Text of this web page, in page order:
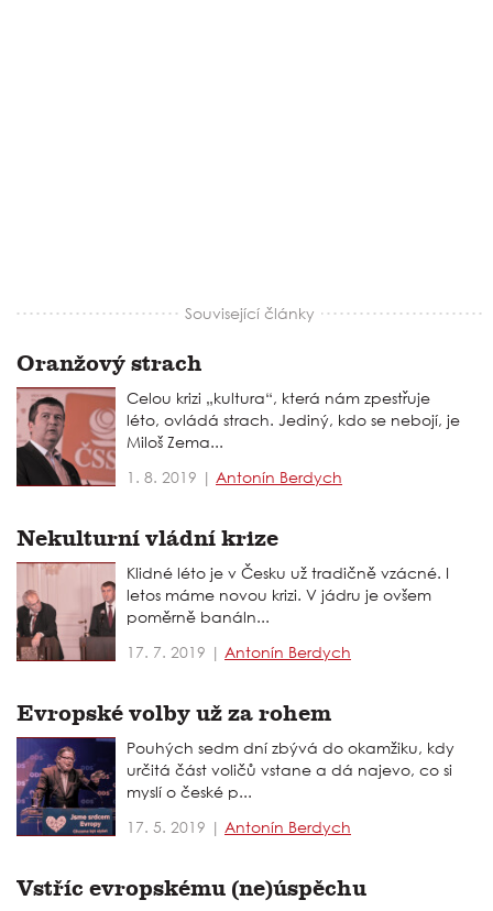
Související články
Oranžový strach
Celou krizi „kultura“, která nám zpestřuje
léto, ovládá strach. Jediný, kdo se nebojí, je
Miloš Zema...
1. 8. 2019 | Antonín Berdych
Nekulturní vládní krize
Klidné léto je v Česku už tradičně vzácné. I
letos máme novou krizi. V jádru je ovšem
poměrně banáln...
17. 7. 2019 | Antonín Berdych
Evropské volby už za rohem
Pouhých sedm dní zbývá do okamžiku, kdy
určitá část voličů vstane a dá najevo, co si
myslí o české p...
17. 5. 2019 | Antonín Berdych
Vstříc evropskému (ne)úspěchu